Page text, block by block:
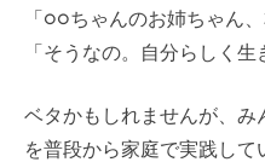
「○○ちゃんのお姉ちゃん
「そうなの。自分らしく生
ベタかもしれませんが、み
を普段から家庭で実践し